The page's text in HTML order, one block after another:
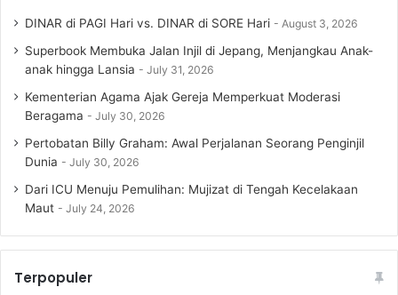
DINAR di PAGI Hari vs. DINAR di SORE Hari August 3, 2026
Superbook Membuka Jalan Injil di Jepang, Menjangkau Anak-
anak hingga Lansia
July 31, 2026
Kementerian Agama Ajak Gereja Memperkuat Moderasi
Beragama
July 30, 2026
Pertobatan Billy Graham: Awal Perjalanan Seorang Penginjil
Dunia
July 30, 2026
Dari ICU Menuju Pemulihan: Mujizat di Tengah Kecelakaan
Maut
July 24, 2026
Terpopuler